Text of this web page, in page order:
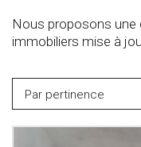
Nous proposons
immobiliers mise à
Par pertinence